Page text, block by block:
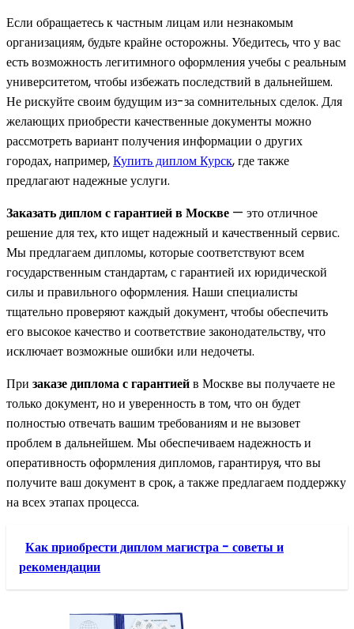
Если обращаетесь к частным лицам или незнакомым
организациям, будьте крайне осторожны. Убедитесь, что у вас
есть возможность легитимного оформления учебы с реальным
университетом, чтобы избежать последствий в дальнейшем.
Не рискуйте своим будущим из-за сомнительных сделок. Для
желающих приобрести качественные документы можно
рассмотреть вариант получения информации о других
городах, например,Купить диплом Курск, где также
предлагают надежные услуги.
Заказать диплом с гарантией в Москве — это отличное
решение для тех, кто ищет надежный и качественный сервис.
Мы предлагаем дипломы, которые соответствуют всем
государственным стандартам, с гарантией их юридической
силы и правильного оформления. Наши специалисты
тщательно проверяют каждый документ, чтобы обеспечить
его высокое качество и соответствие законодательству, что
исключает возможные ошибки или недочеты.
При заказе диплома с гарантиейв Москве вы получаете не
только документ, но и уверенность в том, что он будет
полностью отвечать вашим требованиям и не вызовет
проблем в дальнейшем. Мы обеспечиваем надежность и
оперативность оформления дипломов, гарантируя, что вы
получите ваш документ в срок, а также предлагаем поддержку
на всех этапах процесса.
Как приобрести диплом магистра - советы и
рекомендации